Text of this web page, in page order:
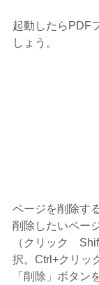
起動したらPDF
しょう。
ページを削除す
削除したいペー
（クリック　
択。Ctrl+クリッ
「削除」ボタン